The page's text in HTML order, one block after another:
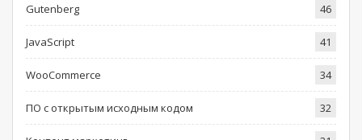
Gutenberg 46
JavaScript 41
WooCommerce 34
ПО с открытым исходным кодом 32